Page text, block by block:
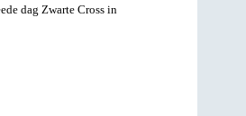
dag Zwarte Cross in